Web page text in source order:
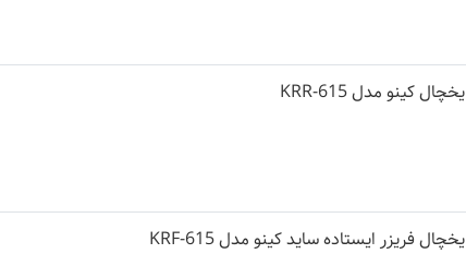
یخچال کینو مدل 615-KRR
یخچال فریزر ایستاده ساید کینو مدل KRF-615